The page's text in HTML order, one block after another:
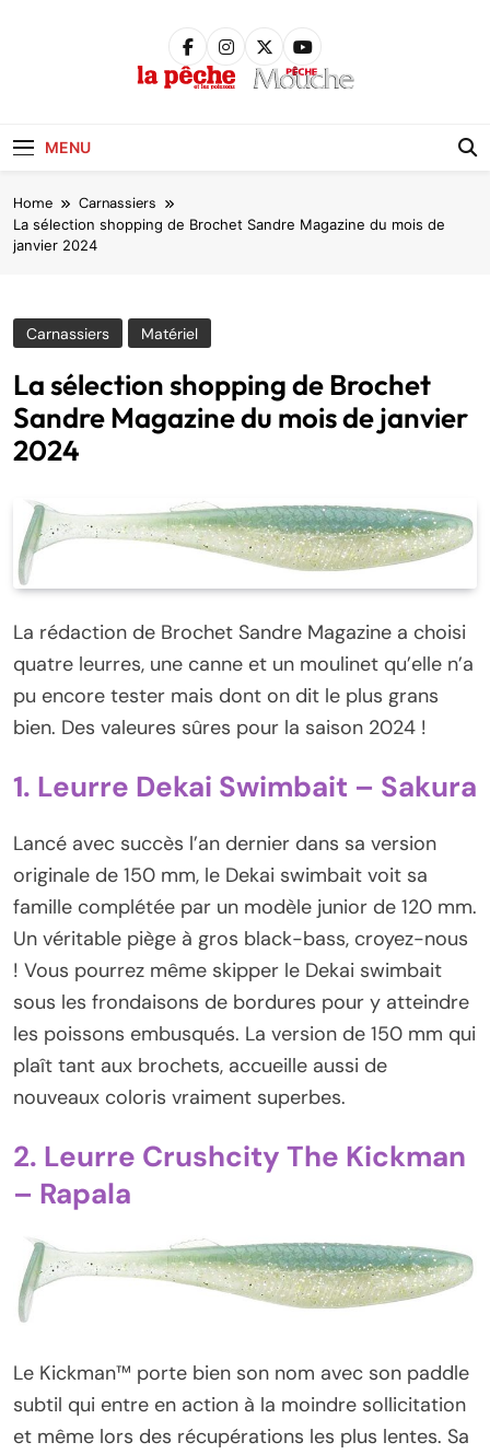
MENU
Home Carnassiers
La sélection shopping de Brochet Sandre Magazine du mois de
janvier 2024
Carnassiers Matériel
La sélection shopping de Brochet
Sandre Magazine du mois de janvier
2024
La rédaction de Brochet Sandre Magazine a choisi
quatre leurres, une canne et un moulinet qu’elle n’a
pu encore tester mais dont on dit le plus grans
bien. Des valeures sûres pour la saison 2024 !
1. Leurre Dekai Swimbait – Sakura
Lancé avec succès l’an dernier dans sa version
originale de 150 mm, le Dekai swimbait voit sa
famille complétée par un modèle junior de 120 mm.
Un véritable piège à gros black-bass, croyez-nous
! Vous pourrez même skipper le Dekai swimbait
sous les frondaisons de bordures pour y atteindre
les poissons embusqués. La version de 150 mm qui
plaît tant aux brochets, accueille aussi de
nouveaux coloris vraiment superbes.
2. Leurre Crushcity The Kickman
– Rapala
Le Kickman™ porte bien son nom avec son paddle
subtil qui entre en action à la moindre sollicitation
et même lors des récupérations les plus lentes. Sa